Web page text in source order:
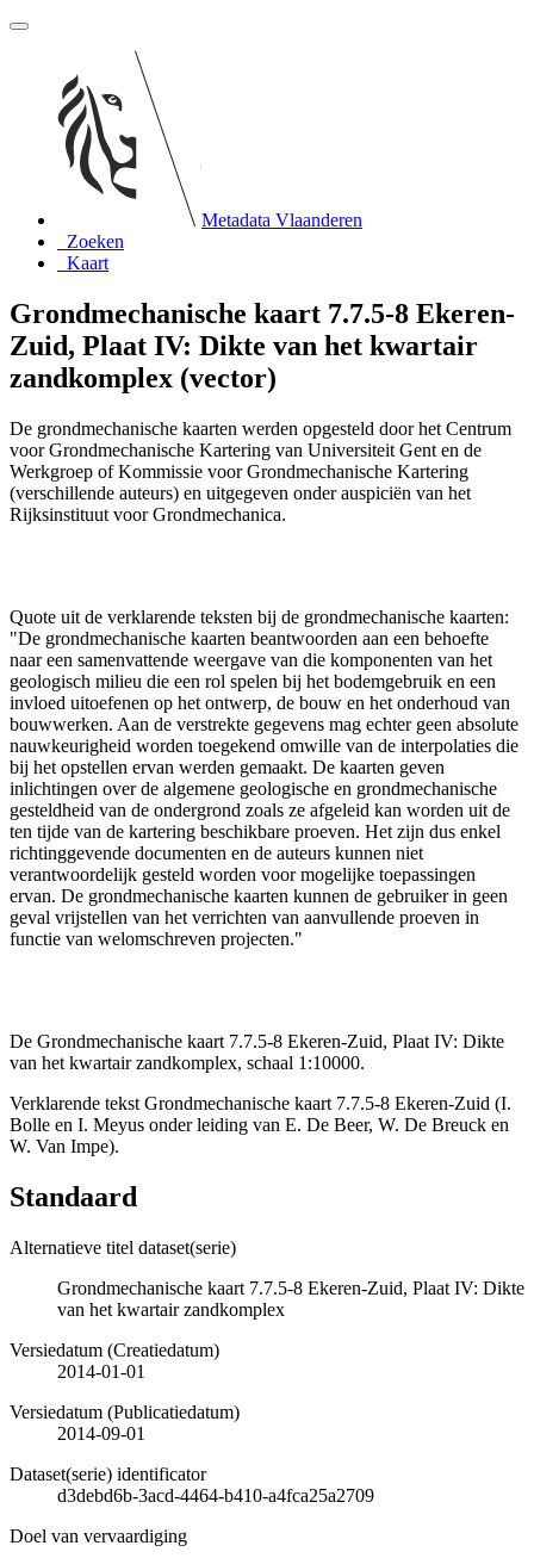
Metadata Vlaanderen
Zoeken
Kaart
Grondmechanische kaart 7.7.5-8 Ekeren-
Zuid, Plaat IV: Dikte van het kwartair
zandkomplex (vector)
De grondmechanische kaarten werden opgesteld door het Centrum
voor Grondmechanische Kartering van Universiteit Gent en de
Werkgroep of Kommissie voor Grondmechanische Kartering
(verschillende auteurs) en uitgegeven onder auspiciën van het
Rijksinstituut voor Grondmechanica.
Quote uit de verklarende teksten bij de grondmechanische kaarten:
"De grondmechanische kaarten beantwoorden aan een behoefte
naar een samenvattende weergave van die komponenten van het
geologisch milieu die een rol spelen bij het bodemgebruik en een
invloed uitoefenen op het ontwerp, de bouw en het onderhoud van
bouwwerken. Aan de verstrekte gegevens mag echter geen absolute
nauwkeurigheid worden toegekend omwille van de interpolaties die
bij het opstellen ervan werden gemaakt. De kaarten geven
inlichtingen over de algemene geologische en grondmechanische
gesteldheid van de ondergrond zoals ze afgeleid kan worden uit de
ten tijde van de kartering beschikbare proeven. Het zijn dus enkel
richtinggevende documenten en de auteurs kunnen niet
verantwoordelijk gesteld worden voor mogelijke toepassingen
ervan. De grondmechanische kaarten kunnen de gebruiker in geen
geval vrijstellen van het verrichten van aanvullende proeven in
functie van welomschreven projecten."
De Grondmechanische kaart 7.7.5-8 Ekeren-Zuid, Plaat IV: Dikte
van het kwartair zandkomplex, schaal 1:10000.
Verklarende tekst Grondmechanische kaart 7.7.5-8 Ekeren-Zuid (I.
Bolle en I. Meyus onder leiding van E. De Beer, W. De Breuck en
W. Van Impe).
Standaard
Alternatieve titel dataset(serie)
Grondmechanische kaart 7.7.5-8 Ekeren-Zuid, Plaat IV: Dikte
van het kwartair zandkomplex
Versiedatum (Creatiedatum)
2014-01-01
Versiedatum (Publicatiedatum)
2014-09-01
Dataset(serie) identificator
d3debd6b-3acd-4464-b410-a4fca25a2709
Doel van vervaardiging